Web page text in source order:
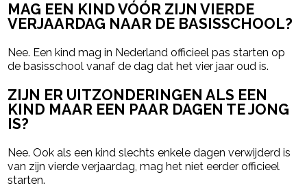
MAG EEN KIND VÓÓR ZIJN VIERDE
VERJAARDAG NAAR DE BASISSCHOOL?
Nee. Een kind mag in Nederland officieel pas starten op
de basisschool vanaf de dag dat het vier jaar oud is.
ZIJN ER UITZONDERINGEN ALS EEN
KIND MAAR EEN PAAR DAGEN TE JONG
IS?
Nee. Ook als een kind slechts enkele dagen verwijderd is
van zijn vierde verjaardag, mag het niet eerder officieel
starten.